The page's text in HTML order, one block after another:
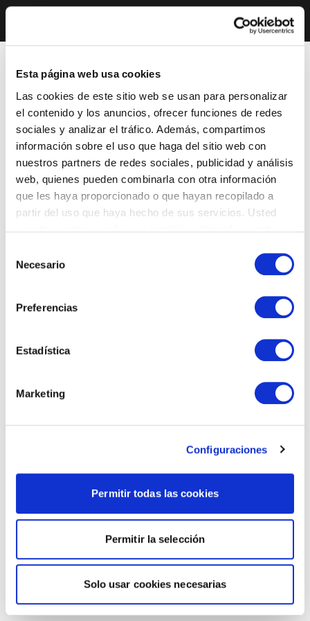
Esta página web usa cookies
Las cookies de este sitio web se usan para personalizar
el contenido y los anuncios, ofrecer funciones de redes
sociales y analizar el tráfico. Además, compartimos
información sobre el uso que haga del sitio web con
nuestros partners de redes sociales, publicidad y análisis
web, quienes pueden combinarla con otra información
que les haya proporcionado o que hayan recopilado a
partir del uso que haya hecho de sus servicios. Usted
Necesario
Preferencias
Estadística
Marketing
Configuraciones
Permitir todas las cookies
Permitir la selección
Solo usar cookies necesarias